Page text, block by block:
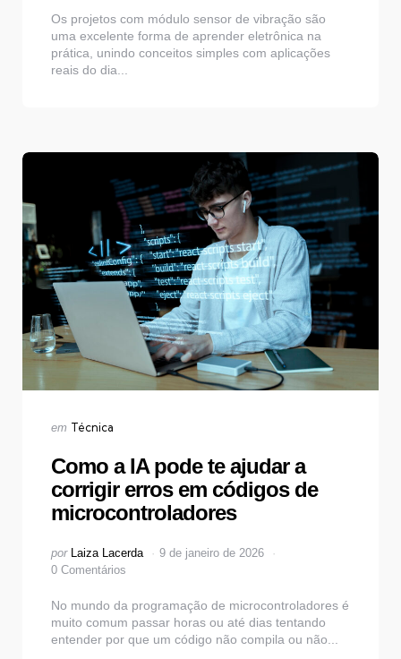
Os projetos com módulo sensor de vibração são
uma excelente forma de aprender eletrônica na
prática, unindo conceitos simples com aplicações
reais do dia...
Categorias
Publicado
em Técnica
Como a IA pode te ajudar a
corrigir erros em códigos de
microcontroladores
Postado
por
por Laiza Lacerda
9 de janeiro de 2026
0 Comentários
No mundo da programação de microcontroladores é
muito comum passar horas ou até dias tentando
entender por que um código não compila ou não...